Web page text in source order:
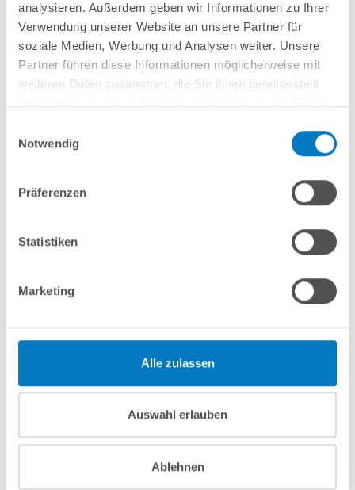
analysieren. Außerdem geben wir Informationen zu Ihrer
Verwendung unserer Website an unsere Partner für
soziale Medien, Werbung und Analysen weiter. Unsere
Partner führen diese Informationen möglicherweise mit
weiteren Daten zusammen, die Sie ihnen bereitgestellt
Notwendig
Präferenzen
Statistiken
Marketing
Alle zulassen
Auswahl erlauben
Ablehnen
Zu spät für Skimmer, Scheinwerfer und
Co.? - So rüsten Sie Ihren Pool nach
Einbauteile
nachträglich zu erweitern oder optimieren, haben die
Denn neben...